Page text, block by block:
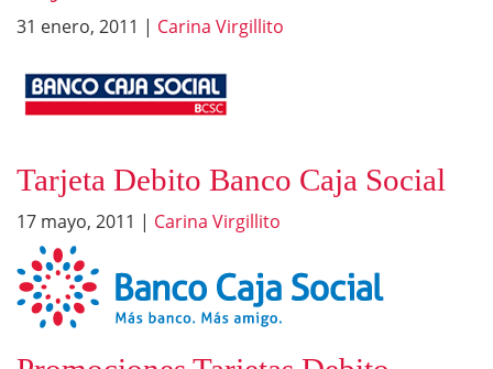
31 enero, 2011 | Carina Virgillito
Tarjeta Debito Banco Caja Social
17 mayo, 2011 | Carina Virgillito